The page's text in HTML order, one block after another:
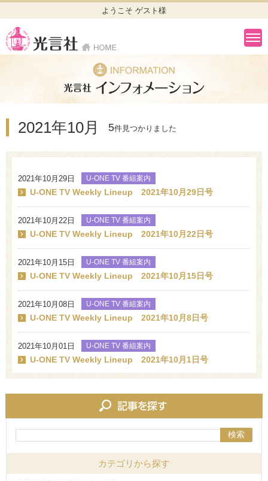
ようこそ ゲスト様
2021年10月 5件見つかりました
2021年10月29日 U-ONE TV 番組案内
U-ONE TV Weekly Lineup 2021年10月29日号
2021年10月22日 U-ONE TV 番組案内
U-ONE TV Weekly Lineup 2021年10月22日号
2021年10月15日 U-ONE TV 番組案内
U-ONE TV Weekly Lineup 2021年10月15日号
2021年10月08日 U-ONE TV 番組案内
U-ONE TV Weekly Lineup 2021年10月8日号
2021年10月01日 U-ONE TV 番組案内
U-ONE TV Weekly Lineup 2021年10月1日号
検索
カテゴリから探す